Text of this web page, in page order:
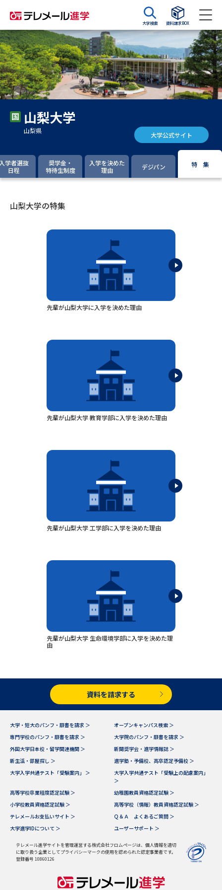
大学検索 資料請求BOX
資料請求 資料検索
大学・短大の資料種類から請求
大学パンフ
大学入学共通テスト利用選抜の
過去問題集
大学入学共通テスト「受験案
内」の請求
大学入学共通テスト「受験上の
高等学校卒業程度認定試験
幼稚園教員資格認定試験 小学校教員資格認定試験
大学研究 大学検索
大学で学べる内容や特徴を調べる
奨学金・特待生制度特集
進路の３択
新学年スタート号特集ページ
新学年スタート号特集ページ
（高2生用）
オープンキャンパスなどを調べる
実施プログラムから探す
来場型・Web型イベント特集
志望校・出願校を調べる
併願校選び 受験スケジュールを立てよう
先輩が入学を決めた理由 テレメール全国一斉進学調査
学問検索
山梨大学
山梨県 大学公式サイト
学者選抜
日程
奨学金・
特待生制度
入学を決めた
理由
デジパン 特 集
山梨大学の特集
先輩が山梨大学に入学を決めた理由
先輩が山梨大学 教育学部に入学を決めた理由
先輩が山梨大学 工学部に入学を決めた理由
先輩が山梨大学 生命環境学部に入学を決めた理
由
資料を請求する
大学・短大のパンフ・願書を請求 ＞
オープンキャンパス検索 ＞
専門学校のパンフ・願書を請求 ＞
大学院のパンフ・願書を請求 ＞
外国大学日本校・留学関連機関 ＞
新聞奨学会・進学情報誌 ＞
新生活・部屋探し ＞
進学塾・予備校、高卒認定予備校 ＞
大学入学共通テスト「受験案内」 ＞
大学入学共通テスト「受験上の配慮案内」
＞
高等学校卒業程度認定試験 ＞
幼稚園教員資格認定試験 ＞
小学校教員資格認定試験 ＞
高等学校（情報）教員資格認定試験 ＞
テレメールお支払いサイト ＞
Ｑ＆Ａ よくあるご質問 ＞
大学進学IDについて ＞
ユーザーサポート ＞
テレメール進学サイトを管理運営する株式会社フロムページは、個人情報を適切
に取り扱う企業としてプライバシーマークの使用を認められた認定事業者です。
登録番号 10860126